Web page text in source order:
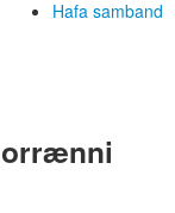
Hafa samband